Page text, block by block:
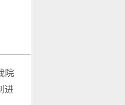
院
进